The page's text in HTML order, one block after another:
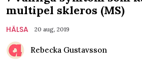
multipel skleros (MS)
HÄLSA 20 aug, 2019
Rebecka Gustavsson